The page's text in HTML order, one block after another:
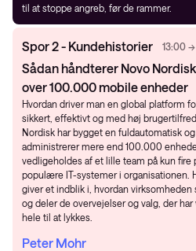
til at stoppe angreb, før de rammer.
Spor 2 - Kundehistorier 13:00
Sådan håndterer Novo
over 100.000 mobile enheder
Hvordan driver man en global platform
sikkert, effektivt og med høj
Nordisk har bygget en fuldautomatisk
administrerer mere end 100.000
vedligeholdes af et lille team på kun fire
populære IT-systemer i organisationen.
giver et indblik i, hvordan virksomheden
og deler de overvejelser og valg, der
hele til at lykkes.
Peter Mohr